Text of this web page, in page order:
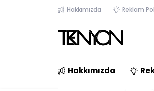
Hakkımızda Reklam
Hakkımızda